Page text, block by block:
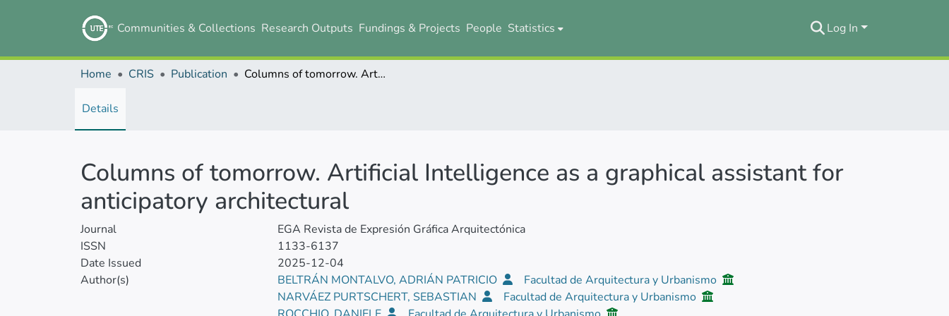
Communities & Collections Research Outputs Fundings & Projects People Statistics Log In
Home CRIS Publication Columns of tomorrow. Artificial Intelligence as a graphical assistant for anticipatory architectural
Details
Columns of tomorrow. Artificial Intelligence as a graphical assistant for
anticipatory architectural
Journal
EGA Revista de Expresión Gráfica Arquitectónica
ISSN
1133-6137
Date Issued
2025-12-04
Author(s)
BELTRÁN MONTALVO, ADRIÁN PATRICIO
Facultad de Arquitectura y Urbanismo
NARVÁEZ PURTSCHERT, SEBASTIAN
Facultad de Arquitectura y Urbanismo